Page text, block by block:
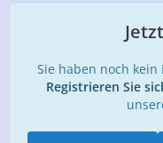
Sie haben noch
Registrieren Sie